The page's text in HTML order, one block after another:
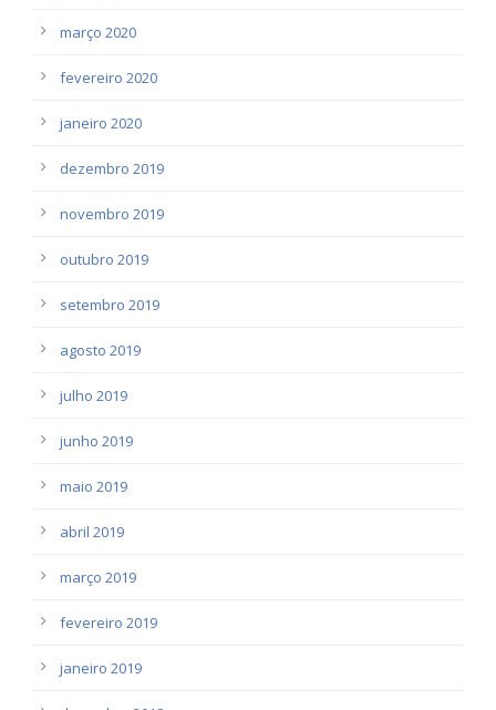
março 2020
fevereiro 2020
janeiro 2020
dezembro 2019
novembro 2019
outubro 2019
setembro 2019
agosto 2019
julho 2019
junho 2019
maio 2019
abril 2019
março 2019
fevereiro 2019
janeiro 2019